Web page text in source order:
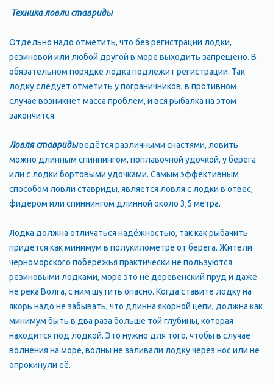
Техника ловли ставриды
Отдельно надо отметить, что без регистрации лодки,
резиновой или любой другой в море выходить запрещено. В
обязательном порядке лодка подлежит регистрации. Так
лодку следует отметить у пограничников, в противном
случае возникнет масса проблем, и вся рыбалка на этом
закончится.
Ловля ставридыведётся различными снастями, ловить
можно длинным спиннингом, поплавочной удочкой, у берега
или с лодки бортовыми удочками. Самым эффективным
способом ловли ставриды, является ловля с лодки в отвес,
фидером или спиннингом длинной около 3,5 метра.
Лодка должна отличаться надёжностью, так как рыбачить
придётся как минимум в полукилометре от берега. Жители
черноморского побережья практически не пользуются
резиновыми лодками, море это не деревенский пруд и даже
не река Волга, с ним шутить опасно. Когда ставите лодку на
якорь надо не забывать, что длинна якорной цепи, должна как
минимум быть в два раза больше той глубины, которая
находится под лодкой. Это нужно для того, чтобы в случае
волнения на море, волны не заливали лодку через нос или не
опрокинули её.